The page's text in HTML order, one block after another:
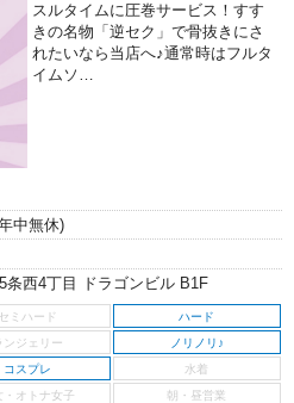
スルタイムに圧巻サービス！すす
きの名物「逆セク」で骨抜きにさ
れたいなら当店へ♪通常時はフルタ
イムソ…
中無休)
条西4丁目 ドラゴンビル B1F
ハード
ノリノリ♪
コスプレ